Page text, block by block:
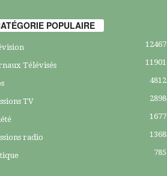
POPULAIRE
12467
Télévisés 11901
4812
TV 2898
1677
radio 1368
785